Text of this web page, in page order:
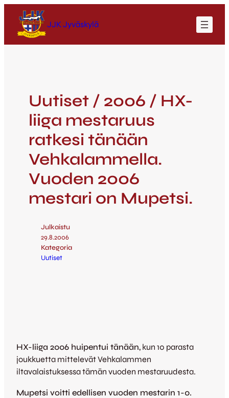
JJK Jyväskylä
Uutiset / 2006 / HX-
liiga mestaruus
ratkesi tänään
Vehkalammella.
Vuoden 2006
mestari on Mupetsi.
Julkaistu
29.8.2006
Kategoria
Uutiset
HX-liiga 2006 huipentui tänään, kun 10 parasta
joukkuetta mittelevät Vehkalammen
iltavalaistuksessa tämän vuoden mestaruudesta.
Mupetsi voitti edellisen vuoden mestarin 1-0.